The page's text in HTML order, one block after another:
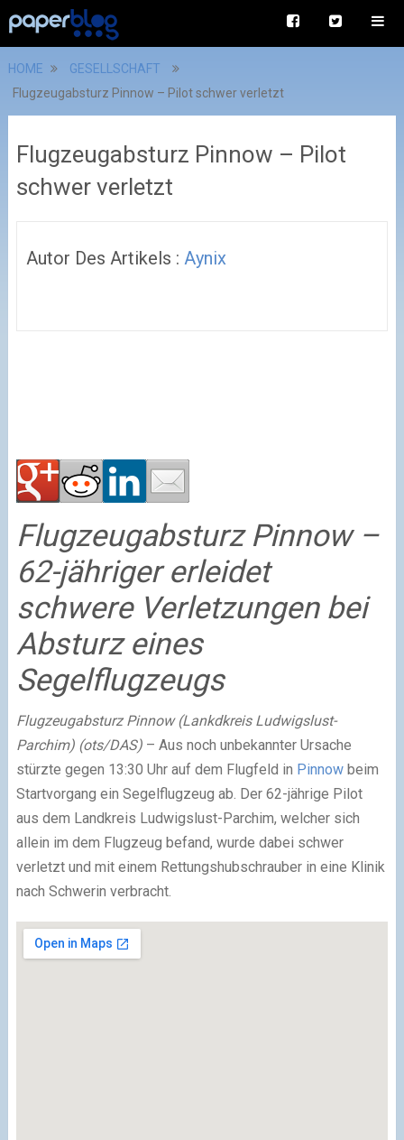
HOME
GESELLSCHAFT
Flugzeugabsturz Pinnow – Pilot schwer verletzt
Flugzeugabsturz Pinnow – Pilot
schwer verletzt
Autor Des Artikels : Aynix
Flugzeugabsturz Pinnow –
62-jähriger erleidet
schwere Verletzungen bei
Absturz eines
Segelflugzeugs
Flugzeugabsturz Pinnow (Lankdkreis Ludwigslust-
Parchim) (ots/DAS)– Aus noch unbekannter Ursache
stürzte gegen 13:30 Uhr auf dem Flugfeld in Pinnowbeim
Startvorgang ein Segelflugzeug ab. Der 62-jährige Pilot
aus dem Landkreis Ludwigslust-Parchim, welcher sich
allein im dem Flugzeug befand, wurde dabei schwer
verletzt und mit einem Rettungshubschrauber in eine Klinik
nach Schwerin verbracht.